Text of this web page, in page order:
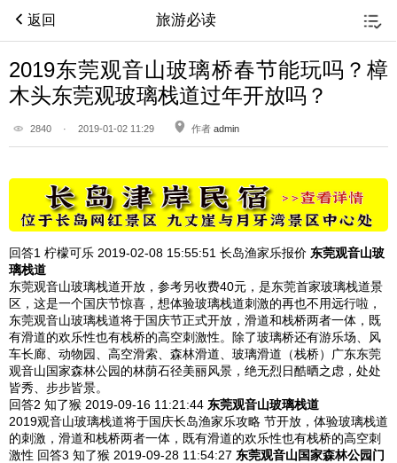
返回 旅游必读
2019东莞观音山玻璃桥春节能玩吗？樟
木头东莞观玻璃栈道过年开放吗？
2840 · 2019-01-02 11:29 作者 admin
回答1 柠檬可乐 2019-02-08 15:55:51 长岛渔家乐报价 东莞观音山玻
璃栈道
东莞观音山玻璃栈道开放， 参考另收费40元， 是东莞首家玻璃栈道景
区，这是一个国庆节惊喜，想体验玻璃栈道刺激的再也不用远行啦，
东莞观音山玻璃栈道将于国庆节正式开放，滑道和栈桥两者一体，既
有滑道的欢乐性也有栈桥的高空刺激性。除了玻璃桥还有游乐场、风
车长廊、动物园、高空滑索、森林滑道、玻璃滑道（栈桥）广东东莞
观音山国家森林公园的林荫石径美丽风景，绝无烈日酷晒之虑，处处
皆秀、步步皆景。
回答2 知了猴 2019-09-16 11:21:44 东莞观音山玻璃栈道
2019观音山玻璃栈道将于国庆长岛渔家乐攻略 节开放，体验玻璃栈道
的刺激，滑道和栈桥两者一体，既有滑道的欢乐性也有栈桥的高空刺
激性 回答3 知了猴 2019-09-28 11:54:27 东莞观音山国家森林公园门